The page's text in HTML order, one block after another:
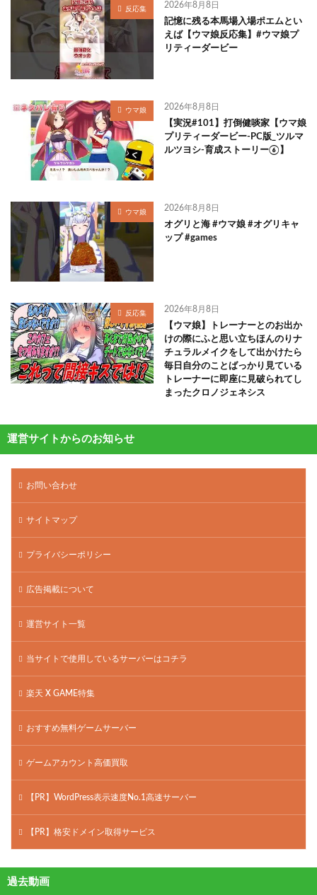
反応集 2026年8月8日
記憶に残る本馬場入場ポエムとい
えば【ウマ娘反応集】#ウマ娘プ
リティーダービー
ウマ娘 2026年8月8日
【実況#101】打倒健啖家【ウマ娘
プリティーダービー-PC版_ツルマ
ルツヨシ-育成ストーリー⑥】
ウマ娘 2026年8月8日
オグリと海 #ウマ娘 #オグリキャ
ップ #games
反応集 2026年8月8日
【ウマ娘】トレーナーとのお出か
けの際にふと思い立ちほんのりナ
チュラルメイクをして出かけたら
毎日自分のことばっかり見ている
トレーナーに即座に見破られてし
まったクロノジェネシス
運営サイトからのお知らせ
お問い合わせ
サイトマップ
プライバシーポリシー
広告掲載について
運営サイト一覧
当サイトで使用しているサーバーはコチラ
楽天 X GAME特集
おすすめ無料ゲームサーバー
ゲームアカウント高価買取
【PR】WordPress表示速度No.1高速サーバー
【PR】格安ドメイン取得サービス
過去動画